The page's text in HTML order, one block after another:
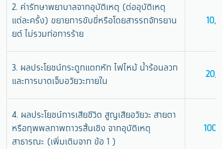
2. ค่ารักษาพยาบาลจากอุบัติเหตุ (ต่ออุบัติเหตุ
แต่ละครั้ง) ขยายการขับขี่หรือโดยสารรถจักรยาน
ยต์ ไม่รวมก่อการร้าย
3. ผลประโยชน์กระดูกแตกหัก ไฟไหม้ น้ำร้อนลวก
และการบาดเจ็บอวัยวะภายใน
4. ผลประโยชน์การเสียชีวิต สูญเสียอวัยวะ สายตา
หรือทุพพลภาพถาวรสิ้นเชิง จากอุบัติเหตุ
สาธารณะ (เพิ่มเติมจาก ข้อ 1 )